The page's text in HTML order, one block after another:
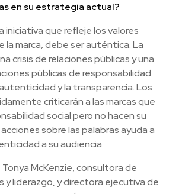
en su estrategia actual?
iniciativa que refleje los valores
marca, debe ser auténtica. La
crisis de relaciones públicas y una
públicas de responsabilidad
y la transparencia. Los
criticarán a las marcas que
social pero no hacen su
sobre las palabras ayuda a
a su audiencia.
McKenzie, consultora de
y liderazgo, y directora ejecutiva de